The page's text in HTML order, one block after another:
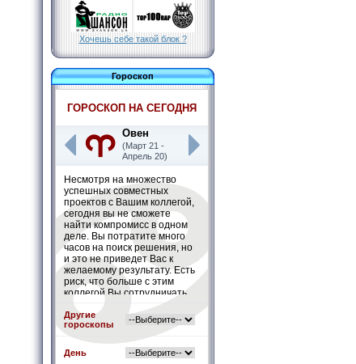
Хочешь себе такой блок ?
Гороскоп
ГОРОСКОП НА СЕГОДНЯ
Овен
(Март 21 -
Апрель 20)
Несмотря на множество
успешных совместных
проектов с Вашим коллегой,
сегодня вы не сможете
найти компромисс в одном
деле. Вы потратите много
часов на поиск решения, но
и это не приведет Вас к
желаемому результату. Есть
риск, что больше с этим
коллегой Вы сотрудничать
не будете.
Подробнее»
Другие
гороскопы
День